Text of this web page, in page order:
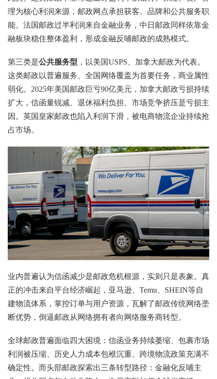
理为核心利润来源，邮政网点承担获客、品牌和公共服务职
能。法国邮政过半利润来自金融业务，中日邮政同样依靠金
融板块稳住整体盈利，形成金融反哺邮政的成熟模式。
第三类是公共服务型 ，以美国USPS、加拿大邮政为代表。
这类邮政以普遍服务、全国网络覆盖为首要任务，商业属性
弱化。2025年美国邮政巨亏90亿美元，加拿大邮政亏损持续
扩大，信函量锐减、退休福利负担、市场竞争挤压是亏损主
因。英国皇家邮政也陷入利润下滑，被电商物流企业持续抢
占市场。
业内普遍认为信函减少是邮政危机根源，实则只是表象。真
正的冲击来自平台经济崛起，亚马逊、Temu、SHEIN等自
建物流体系，掌控订单与用户资源，瓦解了邮政传统网络垄
断优势，倒逼邮政从网络拥有者向网络服务商转型。
全球邮政普遍面临四大困境：信函业务持续萎缩、包裹市场
利润被压缩、历史人力成本包袱沉重、跨境物流政策充满不
确定性。而头部邮政探索出三条转型路径：金融化反哺主